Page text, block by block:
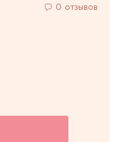
0 отзывов